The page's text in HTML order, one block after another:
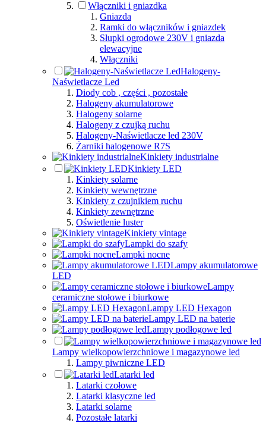
Włączniki i gniazdka
Gniazda
Ramki do włączników i gniazdek
Słupki ogrodowe 230V i gniazda
elewacyjne
Włączniki
Halogeny-
Naświetlacze Led
Diody cob , części , pozostałe
Halogeny akumulatorowe
Halogeny solarne
Halogeny z czujką ruchu
Halogeny-Naświetlacze led 230V
Żarniki halogenowe R7S
Kinkiety industrialne
Kinkiety LED
Kinkiety solarne
Kinkiety wewnętrzne
Kinkiety z czujnikiem ruchu
Kinkiety zewnętrzne
Oświetlenie luster
Kinkiety vintage
Lampki do szafy
Lampki nocne
Lampy akumulatorowe
LED
Lampy
ceramiczne stołowe i biurkowe
Lampy LED Hexagon
Lampy LED na baterie
Lampy podłogowe led
Lampy wielkopowierzchniowe i magazynowe led
Lampy piwniczne LED
Latarki led
Latarki czołowe
Latarki klasyczne led
Latarki solarne
Pozostałe latarki